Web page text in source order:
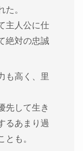
。
主人公に仕
絶対の忠誠
も高く、里
先して生き
るあまり過
も。